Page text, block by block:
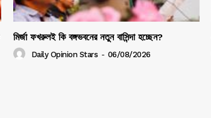
মির্জা ফখরুলই কি বঙ্গভবনের নতুন বাসিন্দা হচ্ছেন?
Daily Opinion Stars - 06/08/2026